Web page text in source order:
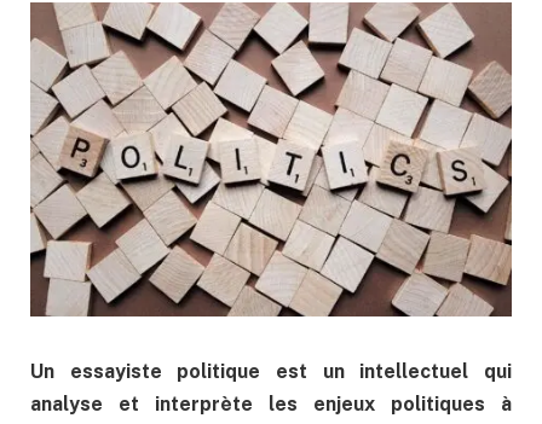
Un essayiste politique est un intellectuel qui
analyse et interprète les enjeux politiques à